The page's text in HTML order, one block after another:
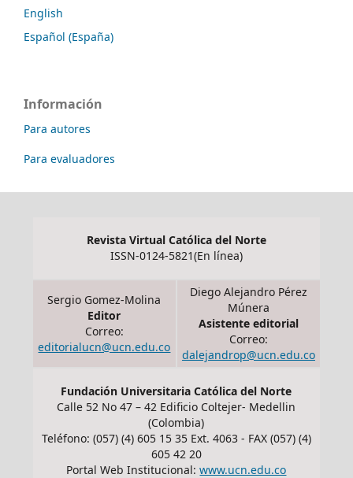
English
Español (España)
Información
Para autores
Para evaluadores
Revista Virtual Católica del Norte
ISSN-0124-5821(En línea)
Sergio Gomez-Molina
Editor
Correo:
editorialucn@ucn.edu.co
Diego Alejandro Pérez
Múnera
Asistente editorial
Correo:
dalejandrop@ucn.edu.co
Fundación Universitaria Católica del Norte
Calle 52 No 47 – 42 Edificio Coltejer- Medellin
(Colombia)
Teléfono: (057) (4) 605 15 35 Ext. 4063 - FAX (057) (4)
605 42 20
Portal Web Institucional:www.ucn.edu.co